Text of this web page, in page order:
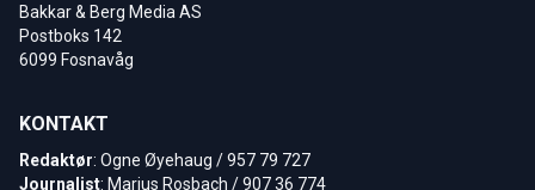
Bakkar & Berg Media AS
Postboks 142
6099 Fosnavåg
KONTAKT
Redaktør: Ogne Øyehaug / 957 79 727
Journalist: Marius Rosbach / 907 36 774